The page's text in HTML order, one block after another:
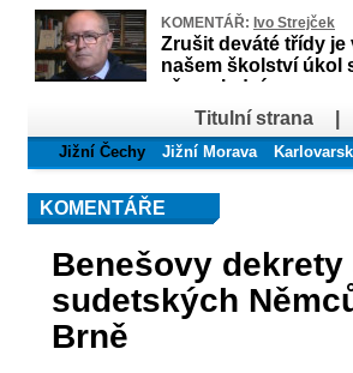
KOMENTÁŘ: Ivo Strejček
Zrušit deváté třídy je
našem školství úkol
až poslední
Titulní strana
Jižní Čechy Jižní Morava
KOMENTÁŘE
Benešovy dekrety
sudetských
Brně